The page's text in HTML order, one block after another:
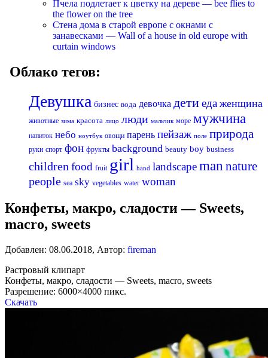
Пчела подлетает к цветку на дереве — bee flies to
the flower on the tree
Стена дома в старой европе с окнами с
занавесками — Wall of a house in old europe with
curtain windows
Облако тегов:
Девушка бизнес вода девочка детиеда женщина
животные зима красота лицо люди мальчик море мужчина
напиток небо ноутбук овощи парень пейзаж поле природа
руки спорт фон фрукты background beauty boy business
childrenfood fruit girl hand landscapeman nature
people sea sky vegetables water woman
Конфеты, макро, сладости — Sweets,
macro, sweets
Добавлен: 08.06.2018, Автор: fireman
Растровый клипарт
Конфеты, макро, сладости — Sweets, macro, sweets
Разрешение: 6000×4000 пикс.
Скачать